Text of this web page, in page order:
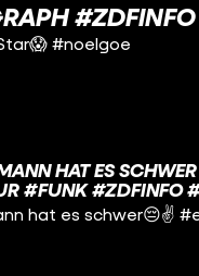
#ZDFINFO
#noelgoe
HAT ES
#FUNK #ZDFINFO
hat es schwer😔✌️